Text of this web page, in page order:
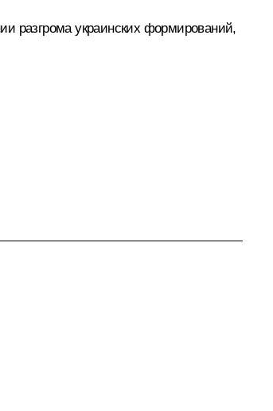
разгрома украинских формирований,